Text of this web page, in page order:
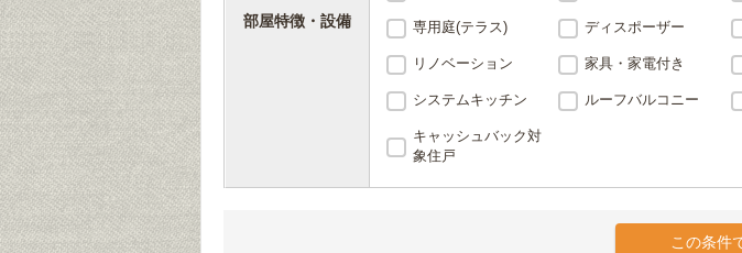
部屋特徴・設備 専用庭(テラス) ディスポーザー
リノベーション 家具・家電付き
システムキッチン ルーフバルコニー
キャッシュバック対
象住戸